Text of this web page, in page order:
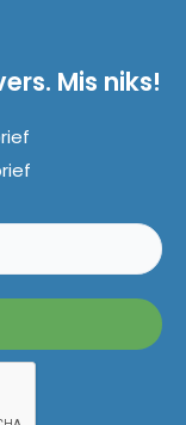
Mis niks!